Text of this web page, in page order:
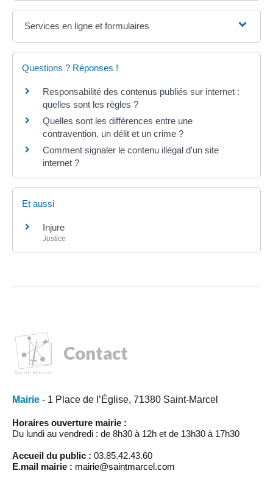
Services en ligne et formulaires
Questions ? Réponses !
Responsabilité des contenus publiés sur internet :
quelles sont les règles ?
Quelles sont les différences entre une
contravention, un délit et un crime ?
Comment signaler le contenu illégal d'un site
internet ?
Et aussi
Injure
Justice
Contact
Mairie - 1 Place de l’Église, 71380 Saint-Marcel
Horaires ouverture mairie :
Du lundi au vendredi : de 8h30 à 12h et de 13h30 à 17h30
Accueil du public : 03.85.42.43.60
E.mail mairie : mairie@saintmarcel.com